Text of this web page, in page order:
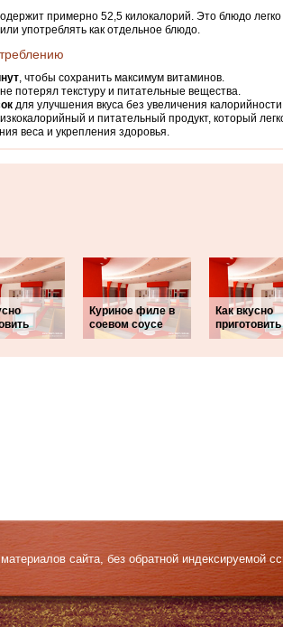
примерно 52,5 килокалорий. Это блюдо легко
употреблять как отдельное блюдо.
, чтобы сохранить максимум витаминов.
потерял текстуру и питательные вещества.
для улучшения вкуса без увеличения
и питательный продукт, который
веса и укрепления здоровья.
Куриное филе в
соевом соусе
Как вкусно
приготовить
сайта, без обратной индексируемой